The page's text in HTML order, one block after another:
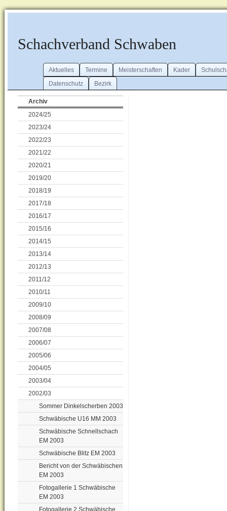
Schachverband Schwaben
Aktuelles Termine Meisterschaften Kader
Datenschutz
Bezirk
Archiv
2024/25
2023/24
2022/23
2021/22
2020/21
2019/20
2018/19
2017/18
2016/17
2015/16
2014/15
2013/14
2012/13
2011/12
2010/11
2009/10
2008/09
2007/08
2006/07
2005/06
2004/05
2003/04
2002/03
Sommer Dinkelscherben 2003
Schwäbische U16 MM 2003
Schwäbische Schnellschach
EM 2003
Schwäbische Blitz EM 2003
Bericht von der Schwäbischen
EM 2003
Fotogallerie 1 Schwäbische
EM 2003
Fotogallerie 2 Schwäbische